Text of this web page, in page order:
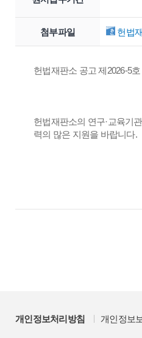
첨부파일 헌법
헌법재판소 공고 제2026-5호
헌법재판소의 연구·교육기
력의 많은 지원을 바랍니다.
개인정보처리방침 개인정보